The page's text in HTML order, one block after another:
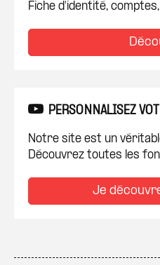
Fiche d'identité,
PERSONNALISEZ
Notre site est un
Découvrez toutes les
Je